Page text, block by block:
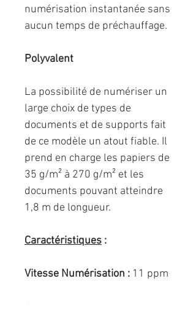
numérisation instantanée sans
aucun temps de préchauffage.
Polyvalent
La possibilité de numériser un
large choix de types de
documents et de supports fait
de ce modèle un atout fiable. Il
prend en charge les papiers de
35 g/m² à 270 g/m² et les
documents pouvant atteindre
1,8 m de longueur.
Caractéristiques :
Vitesse Numérisation : 11 ppm